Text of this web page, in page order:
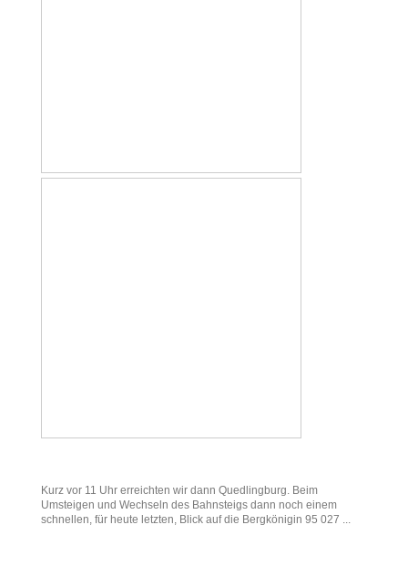
Kurz vor 11 Uhr erreichten wir dann Quedlingburg. Beim
Umsteigen und Wechseln des Bahnsteigs dann noch einem
schnellen, für heute letzten, Blick auf die Bergkönigin 95 027 ...